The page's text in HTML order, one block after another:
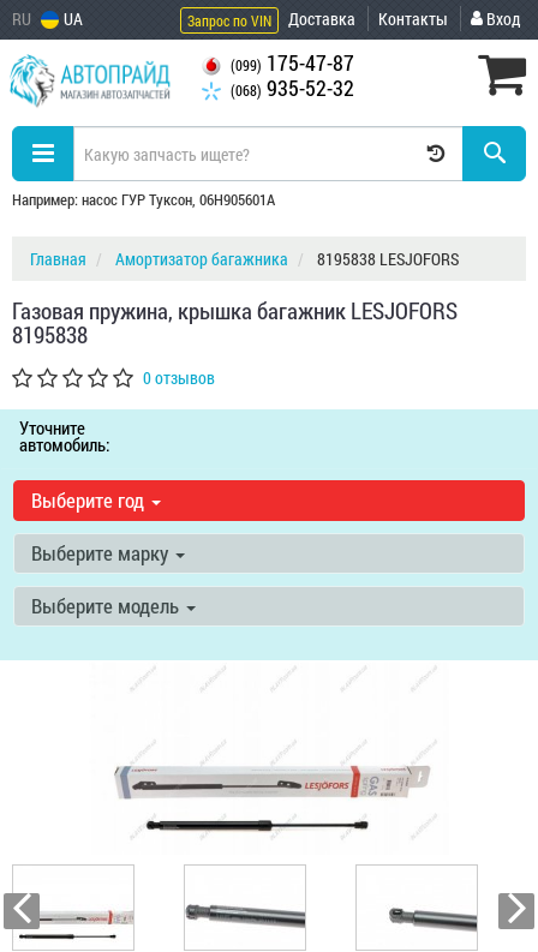
RU UA Запрос по VIN Доставка Контакты Вход
(099) 175-47-87
(068) 935-52-32
Например: насос ГУР Туксон, 06H905601A
Главная Амортизатор багажника 8195838 LESJOFORS
Газовая пружина, крышка багажник LESJOFORS
8195838
0 отзывов
Уточните
автомобиль:
Выберите год
Выберите марку
Выберите модель